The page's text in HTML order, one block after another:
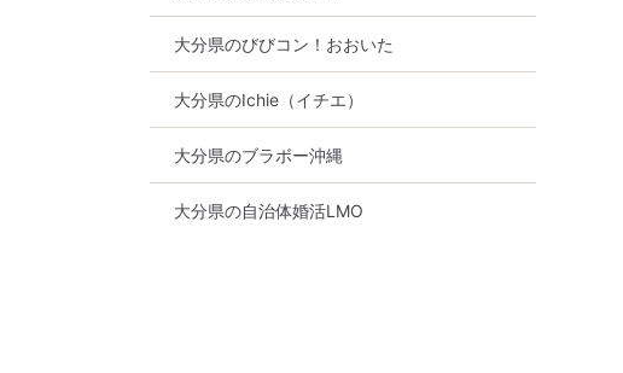
大分県のびびコン！おおいた
大分県のIchie（イチエ）
大分県のブラボー沖縄
大分県の自治体婚活LMO